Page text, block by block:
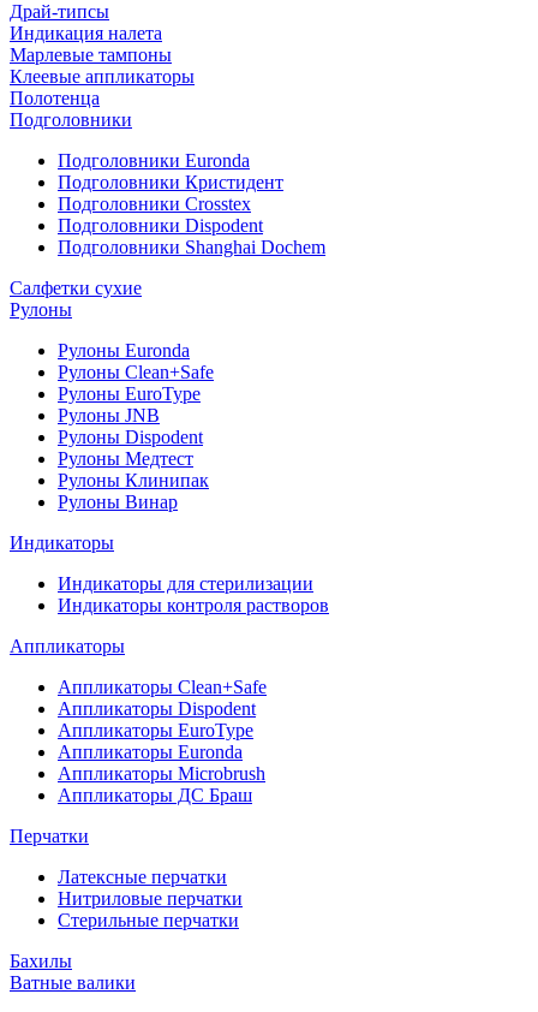
Драй-типсы
Индикация налета
Марлевые тампоны
Клеевые аппликаторы
Полотенца
Подголовники
Подголовники Euronda
Подголовники Кристидент
Подголовники Crosstex
Подголовники Dispodent
Подголовники Shanghai Dochem
Салфетки сухие
Рулоны
Рулоны Euronda
Рулоны Clean+Safe
Рулоны EuroType
Рулоны JNB
Рулоны Dispodent
Рулоны Медтест
Рулоны Клинипак
Рулоны Винар
Индикаторы
Индикаторы для стерилизации
Индикаторы контроля растворов
Аппликаторы
Аппликаторы Clean+Safe
Аппликаторы Dispodent
Аппликаторы EuroType
Аппликаторы Euronda
Аппликаторы Microbrush
Аппликаторы ДС Браш
Перчатки
Латексные перчатки
Нитриловые перчатки
Стерильные перчатки
Бахилы
Ватные валики